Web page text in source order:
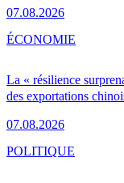
07.08.2026
La « résilience
des exportations
07.08.2026
ÉCONOMIE
POLITIQUE